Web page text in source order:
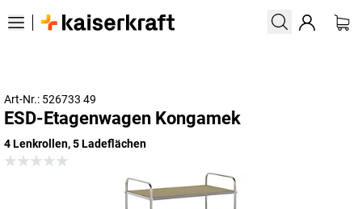
Art-Nr.: 526733 49
ESD-Etagenwagen Kongamek
4 Lenkrollen, 5 Ladeflächen